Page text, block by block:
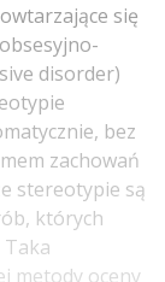
się
disorder)
bez
zachowań
stereotypie są
których
metody oceny